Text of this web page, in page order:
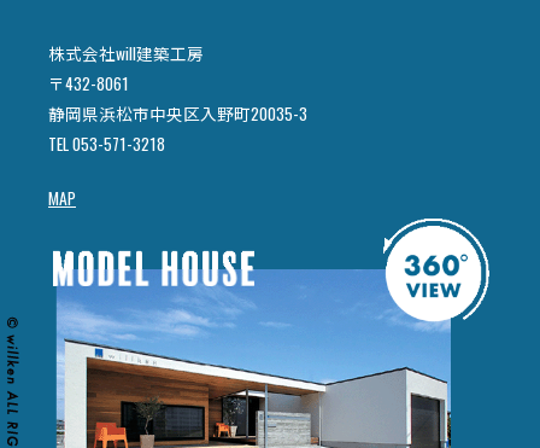
株式会社will建築工房
〒432-8061
静岡県浜松市中央区入野町20035-3
TEL 053-571-3218
MAP